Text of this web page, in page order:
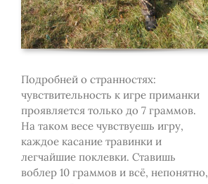
Подробней о странностях:
чувствительность к игре приманки
проявляется только до 7 граммов.
На таком весе чувствуешь игру,
каждое касание травинки и
легчайшие поклевки. Ставишь
воблер 10 граммов и всё, непонятно,